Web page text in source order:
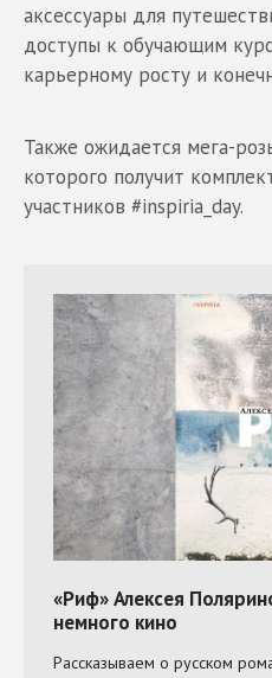
аксессуары для
доступы к обучающим
карьерному росту и
Также ожидается мега-
которого получит
участников #inspiria_day.